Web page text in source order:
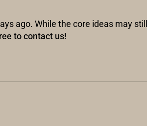
ago. While the core ideas may
to contact us!